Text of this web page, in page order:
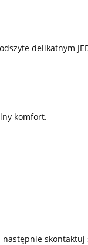
delikatnym
komfort.
skontaktuj